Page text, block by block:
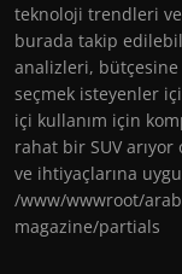
teknoloji trendleri
burada takip
analizleri,
seçmek isteyenler
içi kullanım için
rahat bir SUV
ve ihtiyaçlarına
/www/wwwroot/
magazine/partials